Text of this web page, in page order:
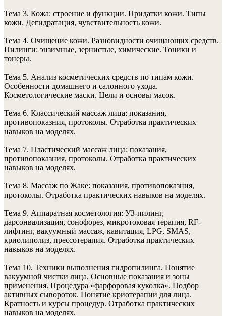
Тема 3. Кожа: строение и функции. Придатки кожи. Типы
кожи. Дегидратация, чувствительность кожи.
Тема 4. Очищение кожи. Разновидности очищающих средств.
Пилинги: энзимные, зернистые, химические. Тоники и
тонеры.
Тема 5. Анализ косметических средств по типам кожи.
Особенности домашнего и салонного ухода.
Косметологические маски. Цели и основы масок.
Тема 6. Классический массаж лица: показания,
противопоказния, протоколы. Отработка практических
навыков на моделях.
Тема 7. Пластический массаж лица: показания,
противопоказния, протоколы. Отработка практических
навыков на моделях.
Тема 8. Массаж по Жаке: показания, противопоказния,
протоколы. Отработка практических навыков на моделях.
Тема 9. Аппаратная косметология: УЗ-пилинг,
дарсонвализация, сонофорез, микротоковая терапия, RF-
лифтинг, вакуумный массаж, кавитация, LPG, SMAS,
криолиполиз, прессотерапия. Отработка практических
навыков на моделях.
Тема 10. Техники выполнения гидропилинга. Понятие
вакуумной чистки лица. Основные показания и зоны
применения. Процедура «фарфоровая куколка». Подбор
активных сывороток. Понятие криотерапии для лица.
Кратность и курсы процедур. Отработка практических
навыков на моделях.